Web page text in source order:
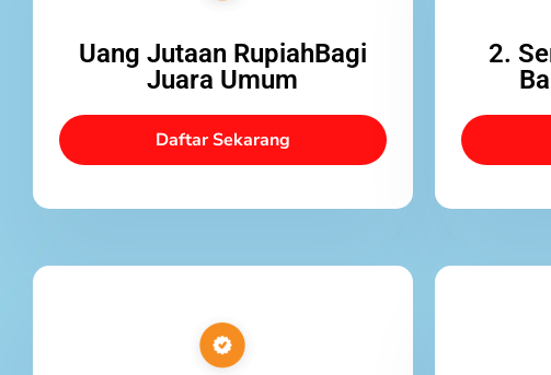
Uang Jutaan RupiahBagi
Juara Umum
Daftar Sekarang
2.